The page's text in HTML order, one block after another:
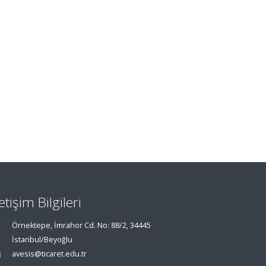
Bilgileri
Örnektepe, İmrahor Cd. No: 88/2, 34445
İstanbul/Beyoğlu
avesis@ticaret.edu.tr